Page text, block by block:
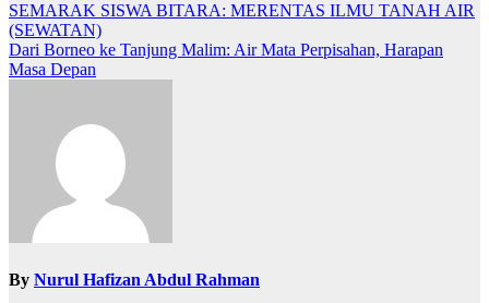
SEMARAK SISWA BITARA: MERENTAS ILMU TANAH AIR
(SEWATAN)
Dari Borneo ke Tanjung Malim: Air Mata Perpisahan, Harapan
Masa Depan
By Nurul Hafizan Abdul Rahman